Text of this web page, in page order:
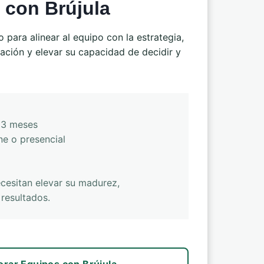
con Brújula
para alinear al equipo con la estrategia,
y elevar su capacidad de decidir y
meses
o presencial
elevar su madurez,